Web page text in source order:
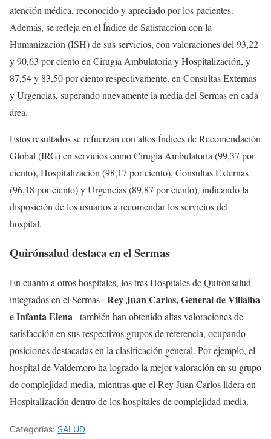
atención médica, reconocido y apreciado por los pacientes.
Además, se refleja en el Índice de Satisfacción con la
Humanización (ISH) de sus servicios, con valoraciones del 93,22
y 90,63 por ciento en Cirugía Ambulatoria y Hospitalización, y
87,54 y 83,50 por ciento respectivamente, en Consultas Externas
y Urgencias, superando nuevamente la media del Sermas en cada
área.
Estos resultados se refuerzan con altos Índices de Recomendación
Global (IRG) en servicios como Cirugía Ambulatoria (99,37 por
ciento), Hospitalización (98,17 por ciento), Consultas Externas
(96,18 por ciento) y Urgencias (89,87 por ciento), indicando la
disposición de los usuarios a recomendar los servicios del
hospital.
Quirónsalud destaca en el Sermas
En cuanto a otros hospitales, los tres Hospitales de Quirónsalud
integrados en el Sermas –Rey Juan Carlos, General de Villalba
e Infanta Elena– también han obtenido altas valoraciones de
satisfacción en sus respectivos grupos de referencia, ocupando
posiciones destacadas en la clasificación general. Por ejemplo, el
hospital de Valdemoro ha logrado la mejor valoración en su grupo
de complejidad media, mientras que el Rey Juan Carlos lidera en
Hospitalización dentro de los hospitales de complejidad media.
Categorías: SALUD